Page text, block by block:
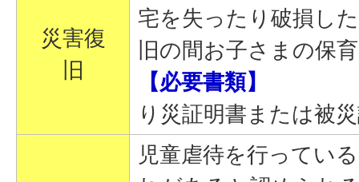
災害復
旧
宅を失ったり破損し
旧の間お子さまの保
【必要書類】
り災証明書または被
児童虐待を行ってい